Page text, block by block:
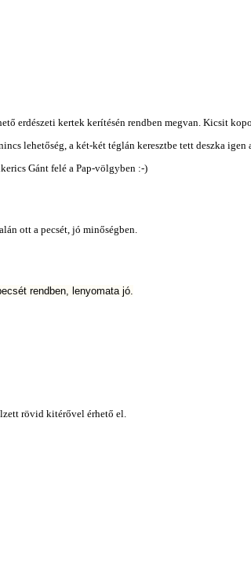
erdészeti kertek kerítésén rendben megvan. Kicsit
lehetőség, a két-két téglán keresztbe tett deszka igen
Gánt felé a Pap-völgyben :-)
ott a pecsét, jó minőségben.
rendben, lenyomata jó.
rövid kitérővel érhető el.